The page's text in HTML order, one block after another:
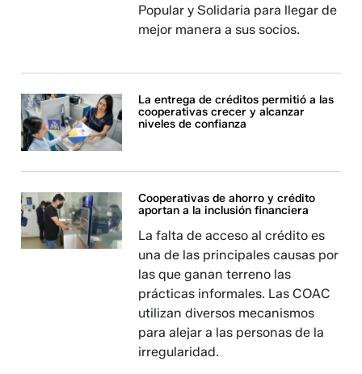
Popular y Solidaria para llegar de
mejor manera a sus socios.
La entrega de créditos permitió a las
cooperativas crecer y alcanzar
niveles de confianza
Cooperativas de ahorro y crédito
aportan a la inclusión financiera
La falta de acceso al crédito es
una de las principales causas por
las que ganan terreno las
prácticas informales. Las COAC
utilizan diversos mecanismos
para alejar a las personas de la
irregularidad.